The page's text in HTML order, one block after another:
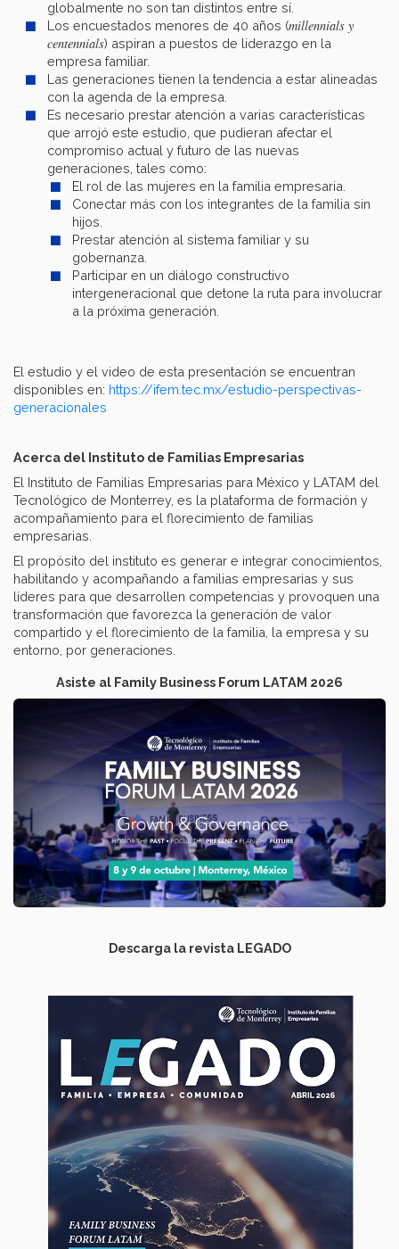
globalmente no son tan distintos entre sí.
Los encuestados menores de 40 años (millennials y
centennials) aspiran a puestos de liderazgo en la
empresa familiar.
Las generaciones tienen la tendencia a estar alineadas
con la agenda de la empresa.
Es necesario prestar atención a varias características
que arrojó este estudio, que pudieran afectar el
compromiso actual y futuro de las nuevas
generaciones, tales como:
El rol de las mujeres en la familia empresaria.
Conectar más con los integrantes de la familia sin
hijos.
Prestar atención al sistema familiar y su
gobernanza.
Participar en un diálogo constructivo
intergeneracional que detone la ruta para involucrar
a la próxima generación.
El estudio y el video de esta presentación se encuentran
disponibles en: https://ifem.tec.mx/estudio-perspectivas-
generacionales
Acerca del Instituto de Familias Empresarias
El Instituto de Familias Empresarias para México y LATAM del
Tecnológico de Monterrey, es la plataforma de formación y
acompañamiento para el florecimiento de familias
empresarias.
El propósito del instituto es generar e integrar conocimientos,
habilitando y acompañando a familias empresarias y sus
líderes para que desarrollen competencias y provoquen una
transformación que favorezca la generación de valor
compartido y el florecimiento de la familia, la empresa y su
entorno, por generaciones.
Asiste al Family Business Forum LATAM 2026
Descarga la revista LEGADO